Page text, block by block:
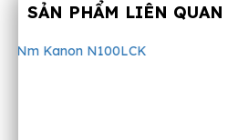
SẢN PHẨM LIÊN QUAN